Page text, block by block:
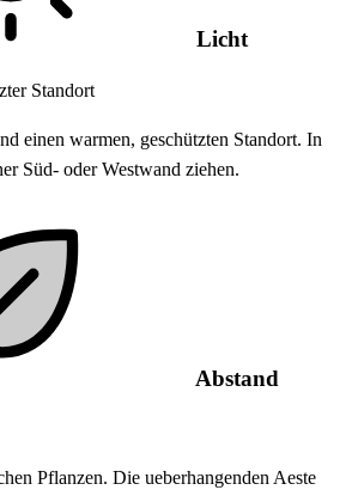
Licht
Standort
einen warmen, geschützten Standort. In
Süd- oder Westwand ziehen.
Abstand
Pflanzen. Die ueberhangenden Aeste